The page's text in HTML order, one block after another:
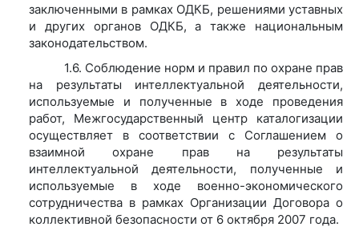
заключенными в рамках ОДКБ, решениями уставных
и других органов ОДКБ, а также национальным
законодательством.
1.6. Соблюдение норм и правил по охране прав
на результаты интеллектуальной деятельности,
используемые и полученные в ходе проведения
работ, Межгосударственный центр каталогизации
осуществляет в соответствии с Соглашением о
взаимной охране прав на результаты
интеллектуальной деятельности, полученные и
используемые в ходе военно-экономического
сотрудничества в рамках Организации Договора о
коллективной безопасности от 6 октября 2007 года.